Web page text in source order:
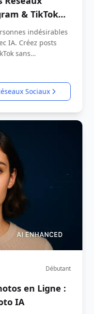
& TikTok
indésirables
IA. Créez posts
sans
Sociaux
Débutant
en Ligne :
IA